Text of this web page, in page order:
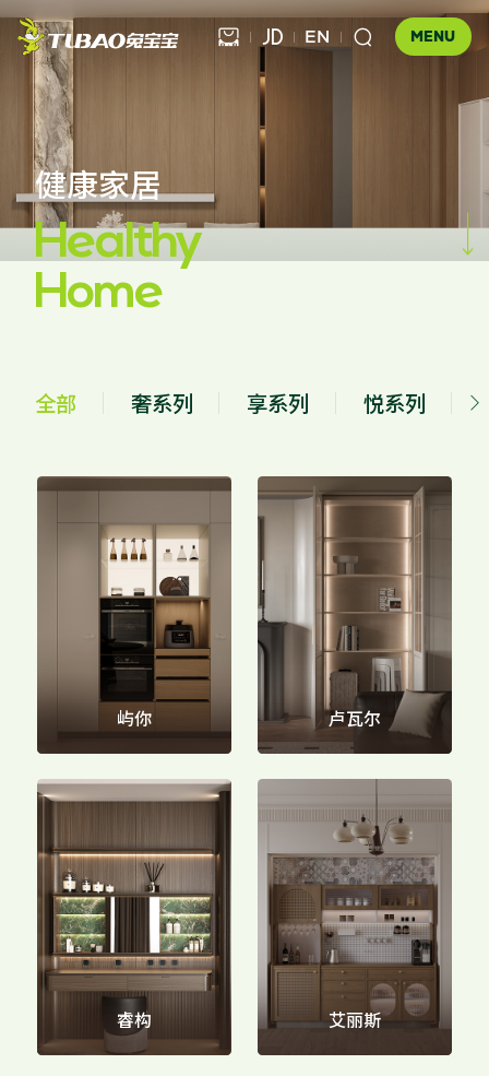
MENU
  EN 
健康饰材
板材
健康家居 
全屋定制
地板
家配
公司介绍
企业文化
品牌优势
门店查询
售后服务
违规投诉
资讯中心
品牌视频
人事招聘
基本信息
公司治理
互动交流
健康家居
Healthy
Home

全屋定制 UNICO 地板 木门 家配
全部 奢系列 享系列 悦系列 
屿你 卢瓦尔
睿构 艾丽斯